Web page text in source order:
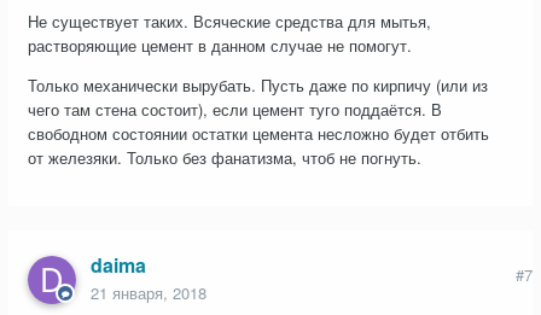
Не существует таких. Всяческие средства для мытья,
растворяющие цемент в данном случае не помогут.
Только механически вырубать. Пусть даже по кирпичу (или из
чего там стена состоит), если цемент туго поддаётся. В
свободном состоянии остатки цемента несложно будет отбить
от железяки. Только без фанатизма, чтоб не погнуть.
daima
21 января, 2018
#7